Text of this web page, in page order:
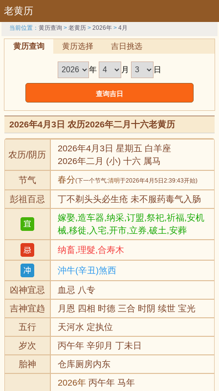
老黄历
当前位置：黄历查询 >老黄历 >2026年 >4月
黄历查询 黄历选择 吉日挑选
年 月 日
2026年4月3日 农历2026年二月十六老黄历
农历/阴历
2026年4月3日 星期五 白羊座
2026年二月 (小) 十六 属马
节气
春分(下一个节气:清明于2026年4月5日2:39:43开始)
彭祖百忌
丁不剃头头必生疮 未不服药毒气入肠
嫁娶,造车器,纳采,订盟,祭祀,祈福,安机
械,移徙,入宅,开市,立券,破土,安葬
纳畜,理髮,合寿木
沖牛(辛丑)煞西
凶神宜忌
血忌 八专
吉神宜趋
月恩 四相 时德 三合 时阴 续世 宝光
五行
天河水 定执位
岁次
丙午年 辛卯月 丁未日
胎神
仓库厕房内东
2026年 丙午年 马年